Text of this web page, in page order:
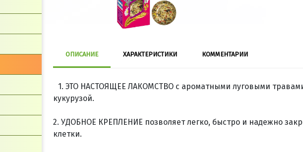
ОПИСАНИЕ ХАРАКТЕРИСТИКИ КОММЕНТАРИИ
1. ЭТО НАСТОЯЩЕЕ ЛАКОМСТВО с ароматными луговыми
кукурузой.
2. УДОБНОЕ КРЕПЛЕНИЕ позволяет легко, быстро и надежно
клетки.